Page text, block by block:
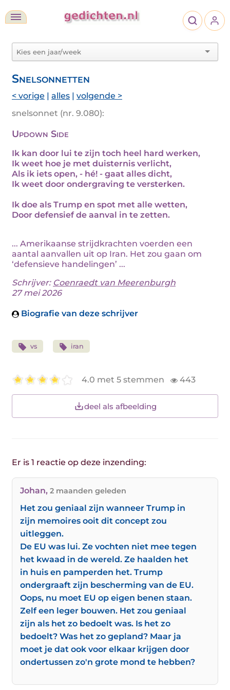
Snelsonnetten
< vorige | alles | volgende >
snelsonnet (nr. 9.080):
Updown Side
Ik kan door lui te zijn toch heel hard werken,
Ik weet hoe je met duisternis verlicht,
Als ik iets open, - hé! - gaat alles dicht,
Ik weet door ondergraving te versterken.
Ik doe als Trump en spot met alle wetten,
Door defensief de aanval in te zetten.
... Amerikaanse strijdkrachten voerden een
aantal aanvallen uit op Iran. Het zou gaan om
‘defensieve handelingen’ ...
Schrijver: Coenraedt van Meerenburgh
27 mei 2026
Biografie van deze schrijver
vs iran
4.0 met 5 stemmen 443
deel als afbeelding
Er is 1 reactie op deze inzending:
Johan, 2 maanden geleden
Het zou geniaal zijn wanneer Trump in
zijn memoires ooit dit concept zou
uitleggen.
De EU was lui. Ze vochten niet mee tegen
het kwaad in de wereld. Ze haalden het
in huis en pamperden het. Trump
ondergraaft zijn bescherming van de EU.
Oops, nu moet EU op eigen benen staan.
Zelf een leger bouwen. Het zou geniaal
zijn als het zo bedoelt was. Is het zo
bedoelt? Was het zo gepland? Maar ja
moet je dat ook voor elkaar krijgen door
ondertussen zo'n grote mond te hebben?